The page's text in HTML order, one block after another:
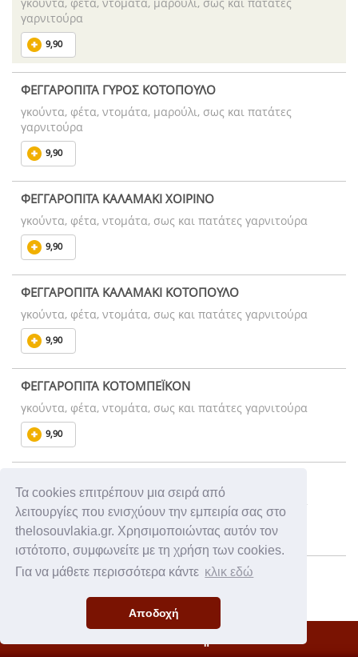
Τα cookies επιτρέπουν μια σειρά από
λειτουργίες που ενισχύουν την εμπειρία σας στο
thelosouvlakia.gr. Χρησιμοποιώντας αυτόν τον
ιστότοπο, συμφωνείτε με τη χρήση των cookies.
Για να μάθετε περισσότερα κάντε κλικ εδώ
Αποδοχή
γαρνιτούρα
9,90
ΦΕΓΓΑΡΟΠΙΤΑ ΓΥΡΟΣ ΚΟΤΟΠΟΥΛΟ
γκούντα, φέτα, ντομάτα, μαρούλι, σως και πατάτες
γαρνιτούρα
9,90
ΦΕΓΓΑΡΟΠΙΤΑ ΚΑΛΑΜΑΚΙ ΧΟΙΡΙΝΟ
γκούντα, φέτα, ντομάτα, σως και πατάτες γαρνιτούρα
9,90
ΦΕΓΓΑΡΟΠΙΤΑ ΚΑΛΑΜΑΚΙ ΚΟΤΟΠΟΥΛΟ
γκούντα, φέτα, ντομάτα, σως και πατάτες γαρνιτούρα
9,90
ΦΕΓΓΑΡΟΠΙΤΑ ΚΟΤΟΜΠΕΪΚΟΝ
γκούντα, φέτα, ντομάτα, σως και πατάτες γαρνιτούρα
9,90
γκούντα, φέτα, ντομάτα, σως και πατάτες γαρνιτούρα
9,90
ΦΕΓΓΑΡΟΠΙΤΑ ΜΠΙΦΤΕΚΙ ΚΟΤΟΠΟΥΛΟ
γκούντα, φέτα, ντομάτα, μαρούλι, σως και πατάτες